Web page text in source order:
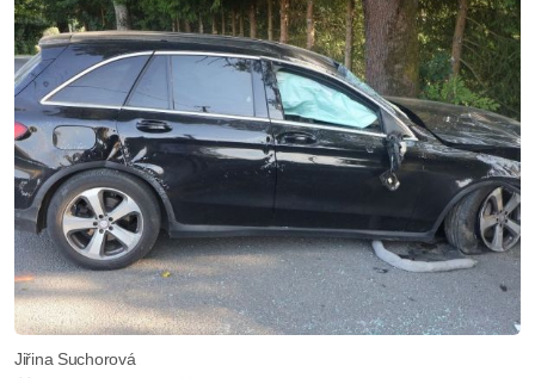
Jiřina Suchorová